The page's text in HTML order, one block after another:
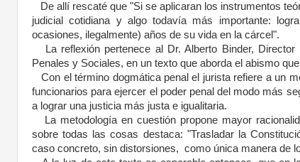
De allí rescaté que "Si se aplicaran los instrumentos
judicial cotidiana y algo todavía más importante:
ocasiones, ilegalmente) años de su vida en la cárcel".
La reflexión pertenece al Dr. Alberto Binder, Director
Penales y Sociales, en un texto que aborda el abismo
Con el término dogmática penal el jurista refiere a un
funcionarios para ejercer el poder penal del modo más
a lograr una justicia más justa e igualitaria.
La metodología en cuestión propone mayor
sobre todas las cosas destaca: "Trasladar la
caso concreto, sin distorsiones, como única manera de